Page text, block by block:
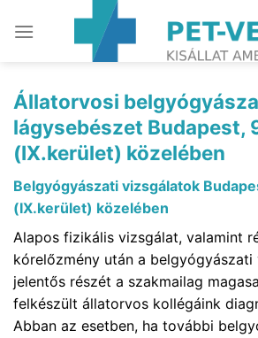
Állatorvosi
lágysebészet Budapest,
(IX.kerület) közelében
Belgyógyászati vizsgálatok
(IX.kerület) közelében
Alapos fizikális vizsgálat, valamint
kórelőzmény után a
jelentős részét a szakmailag
felkészült állatorvos kollégáink
Abban az esetben, ha további